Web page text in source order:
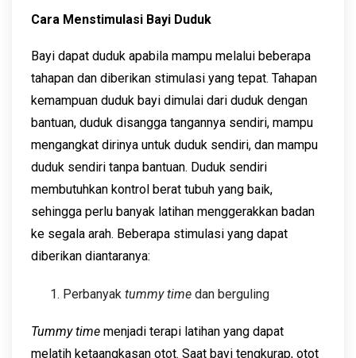
Cara Menstimulasi Bayi Duduk
Bayi dapat duduk apabila mampu melalui beberapa
tahapan dan diberikan stimulasi yang tepat. Tahapan
kemampuan duduk bayi dimulai dari duduk dengan
bantuan, duduk disangga tangannya sendiri, mampu
mengangkat dirinya untuk duduk sendiri, dan mampu
duduk sendiri tanpa bantuan. Duduk sendiri
membutuhkan kontrol berat tubuh yang baik,
sehingga perlu banyak latihan menggerakkan badan
ke segala arah. Beberapa stimulasi yang dapat
diberikan diantaranya:
Perbanyak tummy time dan berguling
Tummy time menjadi terapi latihan yang dapat
melatih ketaangkasan otot. Saat bayi tengkurap, otot